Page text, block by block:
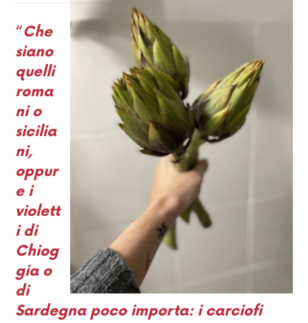
“Che
siano
quelli
roma
ni o
sicilia
ni,
oppur
e i
violett
i di
Chiog
gia o
di
Sardegna poco importa: i carciofi